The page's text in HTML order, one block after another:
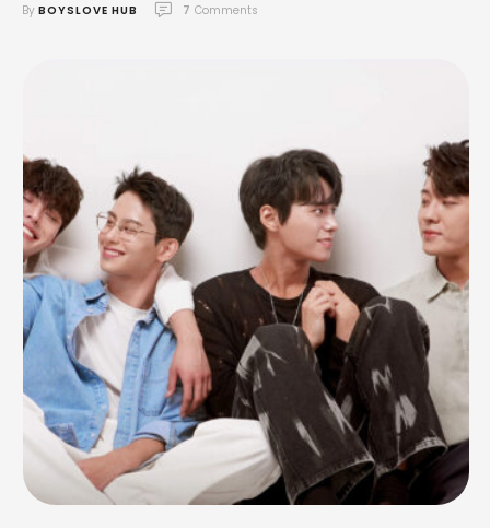
alcançado ao longo de sua exibição. O romance atraente e a
By BOYSLOVE HUB 7 Comments